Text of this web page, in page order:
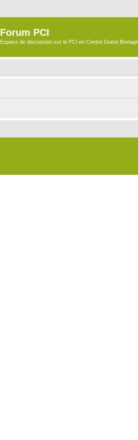
Forum PCI
Espace de discussion sur le PCI en Centre Ouest